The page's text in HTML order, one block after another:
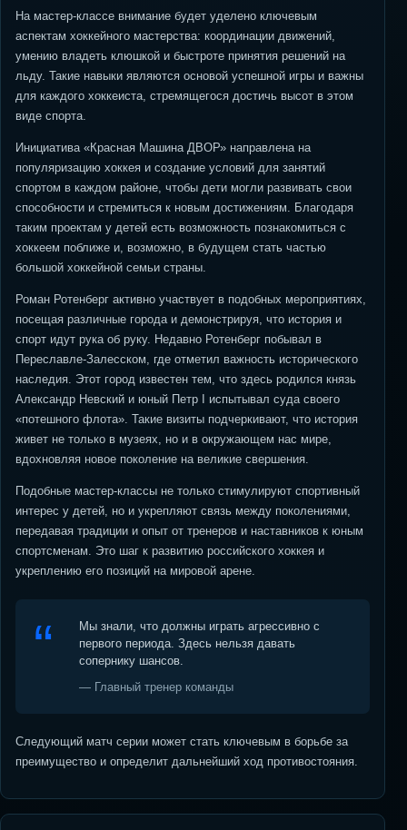
На мастер-классе внимание будет уделено ключевым
аспектам хоккейного мастерства: координации движений,
умению владеть клюшкой и быстроте принятия решений на
льду. Такие навыки являются основой успешной игры и важны
для каждого хоккеиста, стремящегося достичь высот в этом
виде спорта.
Инициатива «Красная Машина ДВОР» направлена на
популяризацию хоккея и создание условий для занятий
спортом в каждом районе, чтобы дети могли развивать свои
способности и стремиться к новым достижениям. Благодаря
таким проектам у детей есть возможность познакомиться с
хоккеем поближе и, возможно, в будущем стать частью
большой хоккейной семьи страны.
Роман Ротенберг активно участвует в подобных мероприятиях,
посещая различные города и демонстрируя, что история и
спорт идут рука об руку. Недавно Ротенберг побывал в
Переславле-Залесском, где отметил важность исторического
наследия. Этот город известен тем, что здесь родился князь
Александр Невский и юный Петр I испытывал суда своего
«потешного флота». Такие визиты подчеркивают, что история
живет не только в музеях, но и в окружающем нас мире,
вдохновляя новое поколение на великие свершения.
Подобные мастер-классы не только стимулируют спортивный
интерес у детей, но и укрепляют связь между поколениями,
передавая традиции и опыт от тренеров и наставников к юным
спортсменам. Это шаг к развитию российского хоккея и
укреплению его позиций на мировой арене.
Мы знали, что должны играть агрессивно с
первого периода. Здесь нельзя давать
сопернику шансов.
— Главный тренер команды
Следующий матч серии может стать ключевым в борьбе за
преимущество и определит дальнейший ход противостояния.